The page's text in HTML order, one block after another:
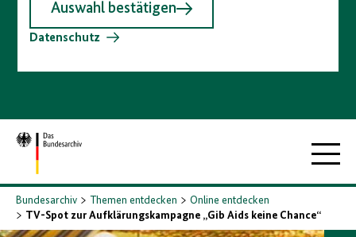
Auswahl bestätigen
Datenschutz
Zur
Startseite
Bundesarchiv Themen entdecken
Online entdecken
TV-Spot zur Aufklärungskampagne „Gib Aids keine Chance“